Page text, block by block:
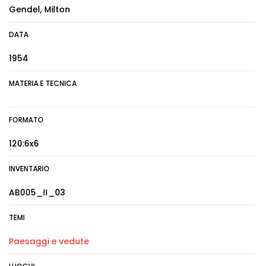
Gendel, Milton
DATA
1954
MATERIA E TECNICA
FORMATO
120:6x6
INVENTARIO
AB005_II_03
TEMI
Paesaggi e vedute